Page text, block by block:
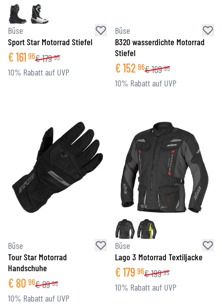
Büse
Sport Star Motorrad Stiefel
€161 96€179 95
10% Rabatt auf UVP
Büse
B320 wasserdichte Motorrad
Stiefel
€152 96€169 95
10% Rabatt auf UVP
Büse
Tour Star Motorrad
Handschuhe
€ 80 96€89 95
10% Rabatt auf UVP
Büse
Lago 3 Motorrad Textiljacke
€179 96€199 95
10% Rabatt auf UVP